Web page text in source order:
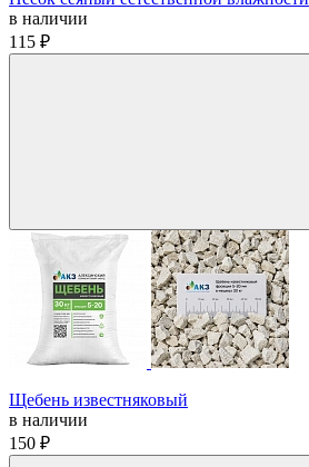
в наличии
115 ₽
Щебень известняковый
в наличии
150 ₽